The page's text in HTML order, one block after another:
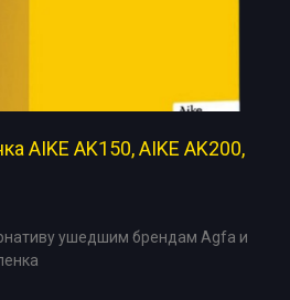
AIKE AK150, AIKE AK200,
ушедшим брендам Agfa и